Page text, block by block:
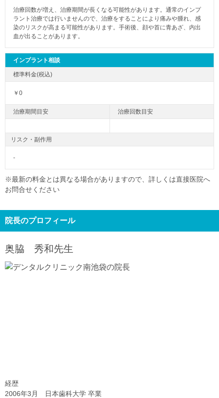
治療回数が増え、治療期間が長くなる可能性があります。通常のインプ
ラント治療では行いませんので、治療をすることにより痛みや腫れ、感
染のリスクが高まる可能性があります。手術後、顔や首に青あざ、内出
血が出ることがあります。
インプラント相談
￥0
リスク・副作用
-
※最新の料金とは異なる場合がありますので、詳しくは直接医院へ
お問合せください
院長のプロフィール
奥脇 秀和先生
経歴
2006年3月 日本歯科大学 卒業